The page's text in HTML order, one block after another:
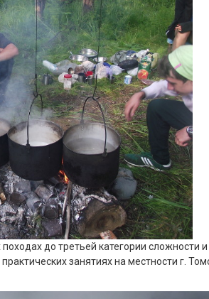
до третьей категории сложности
занятиях на местности г.